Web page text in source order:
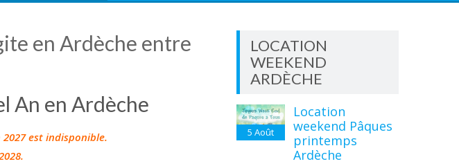
en Ardèche entre
An en Ardèche
2027 est indisponible.
LOCATION
WEEKEND
ARDÈCHE
5 Août
Location
weekend Pâques
printemps
Ardèche